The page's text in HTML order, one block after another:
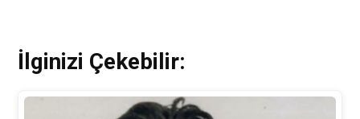
İlginizi Çekebilir: